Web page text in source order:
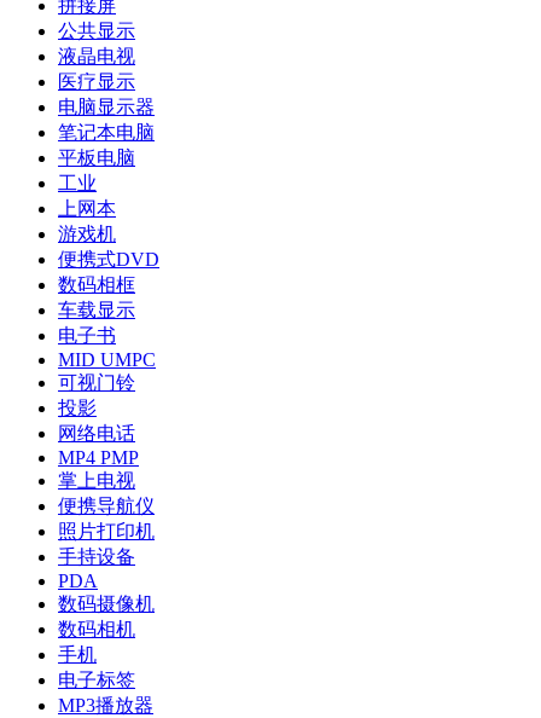
拼接屏
公共显示
液晶电视
医疗显示
电脑显示器
笔记本电脑
平板电脑
工业
上网本
游戏机
便携式DVD
数码相框
车载显示
电子书
MID UMPC
可视门铃
投影
网络电话
MP4 PMP
掌上电视
便携导航仪
照片打印机
手持设备
PDA
数码摄像机
数码相机
手机
电子标签
MP3播放器